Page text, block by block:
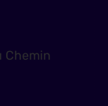
Chemin